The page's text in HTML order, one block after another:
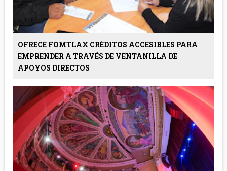
OFRECE FOMTLAX CRÉDITOS ACCESIBLES PARA
EMPRENDER A TRAVÉS DE VENTANILLA DE
APOYOS DIRECTOS